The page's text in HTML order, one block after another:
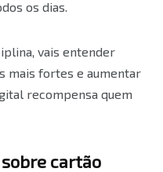
os dias.
vais entender
mais fortes e aumentar
recompensa quem
cartão